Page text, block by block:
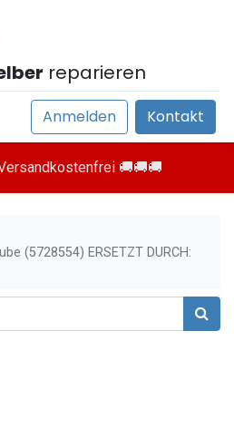
reparieren
Anmelden Kontakt
🚚🚚🚚
(5728554) ERSETZT DURCH: